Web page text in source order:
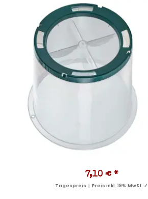
7,10 € *
Tagespreis | Preis inkl. 19% MwSt. ✓